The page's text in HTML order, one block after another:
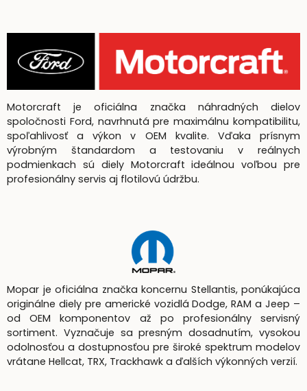
Motorcraft je oficiálna značka náhradných dielov
spoločnosti Ford, navrhnutá pre maximálnu kompatibilitu,
spoľahlivosť a výkon v OEM kvalite. Vďaka prísnym
výrobným štandardom a testovaniu v reálnych
podmienkach sú diely Motorcraft ideálnou voľbou pre
profesionálny servis aj flotilovú údržbu.
Mopar je oficiálna značka koncernu Stellantis, ponúkajúca
originálne diely pre americké vozidlá Dodge, RAM a Jeep –
od OEM komponentov až po profesionálny servisný
sortiment. Vyznačuje sa presným dosadnutím, vysokou
odolnosťou a dostupnosťou pre široké spektrum modelov
vrátane Hellcat, TRX, Trackhawk a ďalších výkonných verzií.